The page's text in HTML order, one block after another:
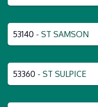
53140 - ST SAMSON
53360 - ST SULPICE